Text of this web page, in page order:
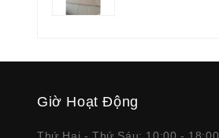
Giờ Hoạt Động